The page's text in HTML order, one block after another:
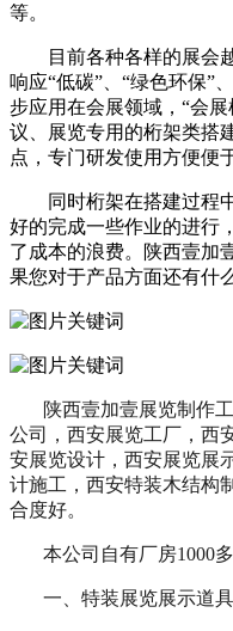
等。
目前各种各样的展会越
响应“低碳”、“绿色环保”
步应用在会展领域，“会
议、展览专用的桁架类搭
点，专门研发使用方便便
同时桁架在搭建过程中
好的完成一些作业的进行
了成本的浪费。陕西壹加
果您对于产品方面还有什
陕西壹加壹展览制作
公司，西安展览工厂，西
安展览设计，西安展览展
计施工，西安特装木结构
合度好。
本公司自有厂房1000
一、特装展览展示道